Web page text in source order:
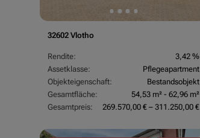
32602 Vlotho
Rendite:
3,42 %
Assetklasse:
Pflegeapartment
Objekteigenschaft:
Bestandsobjekt
Gesamtfläche:
54,53 m² - 62,96 m²
Gesamtpreis:
269.570,00 € – 311.250,00 €